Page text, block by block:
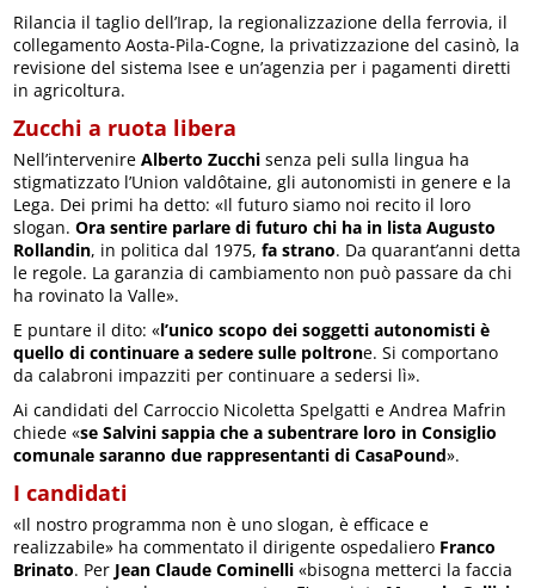
Rilancia il taglio dell’Irap, la regionalizzazione della ferrovia, il
collegamento Aosta-Pila-Cogne, la privatizzazione del casinò, la
revisione del sistema Isee e un’agenzia per i pagamenti diretti
in agricoltura.
Zucchi a ruota libera
Nell’intervenireAlberto Zucchi senza peli sulla lingua ha
stigmatizzato l’Union valdôtaine, gli autonomisti in genere e la
Lega. Dei primi ha detto: «Il futuro siamo noi recito il loro
slogan.Ora sentire parlare di futuro chi ha in lista Augusto
Rollandin, in politica dal 1975,fa strano. Da quarant’anni detta
le regole. La garanzia di cambiamento non può passare da chi
ha rovinato la Valle».
E puntare il dito: «l’unico scopo dei soggetti autonomisti è
quello di continuare a sedere sulle poltrone. Si comportano
da calabroni impazziti per continuare a sedersi lì».
Ai candidati del Carroccio Nicoletta Spelgatti e Andrea Mafrin
chiede «se Salvini sappia che a subentrare loro in Consiglio
comunale saranno due rappresentanti di CasaPound».
I candidati
«Il nostro programma non è uno slogan, è efficace e
realizzabile» ha commentato il dirigente ospedaliero Franco
Brinato. Per Jean Claude Cominelli «bisogna metterci la faccia